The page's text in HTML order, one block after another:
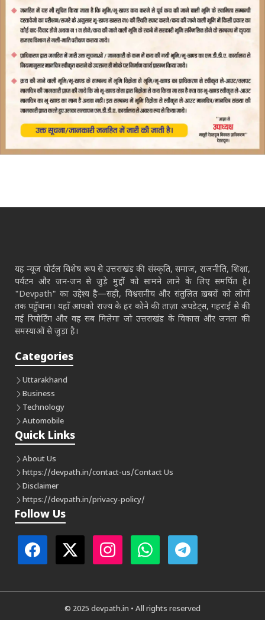
यह न्यूज़ पोर्टल विशेष रूप से उत्तराखंड की संस्कृति, समाज, राजनीति, शिक्षा,
पर्यटन और जन-जन से जुड़े मुद्दों को सामने लाने के लिए समर्पित है।
"Devpath" का उद्देश्य है—सही, विश्वसनीय और संतुलित ख़बरों को लोगों
तक पहुँचाना। यहाँ आपको राज्य के हर कोने की ताज़ा अपडेट्स, गहराई से की
गई रिपोर्टिंग और वह सब मिलेगा जो उत्तराखंड के विकास और जनता की
समस्याओं से जुड़ा है।
Categories
Uttarakhand
Business
Technology
Automobile
Quick Links
About Us
https://devpath.in/contact-us/Contact Us
Disclaimer
https://devpath.in/privacy-policy/
Follow Us
© 2025 devpath.in • All rights reserved